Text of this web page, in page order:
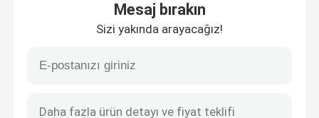
Fiber optik yama paneli ve muhafaza
fiber yama kabloları
Mesaj bırakın
Sizi yakında arayacağız!